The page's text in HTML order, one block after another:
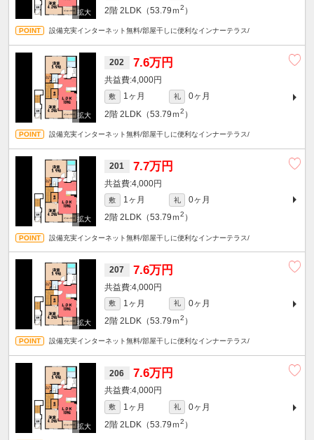
2階 2LDK（53.79ｍ2 ）
設備充実インターネット無料/部屋干しに便利なインナーテラス/
202 7.6万円
4,000円
敷 1ヶ月 礼
0ヶ月
2階 2LDK（53.79ｍ2 ）
設備充実インターネット無料/部屋干しに便利なインナーテラス/
201 7.7万円
4,000円
敷 1ヶ月 礼
0ヶ月
2階 2LDK（53.79ｍ2 ）
設備充実インターネット無料/部屋干しに便利なインナーテラス/
207 7.6万円
4,000円
敷 1ヶ月 礼
0ヶ月
2階 2LDK（53.79ｍ2 ）
設備充実インターネット無料/部屋干しに便利なインナーテラス/
206 7.6万円
4,000円
敷 1ヶ月 礼
0ヶ月
2階 2LDK（53.79ｍ2 ）